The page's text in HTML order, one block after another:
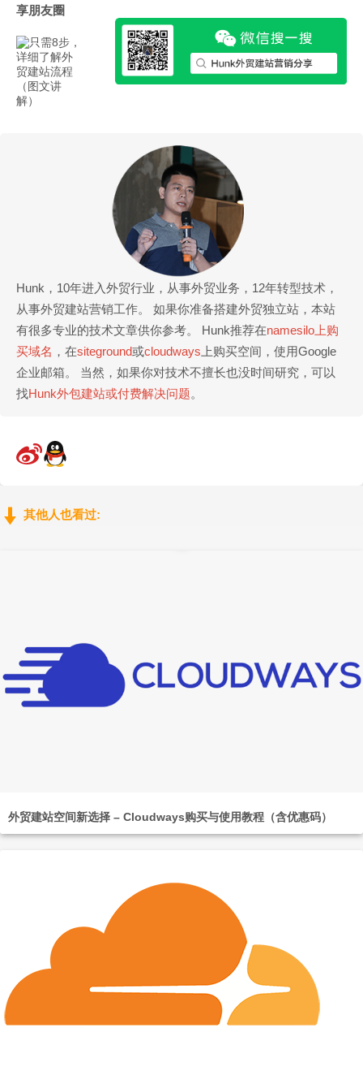
享朋友圈
Hunk，10年进入外贸行业，从事外贸业务，12年转型技术，
从事外贸建站营销工作。 如果你准备搭建外贸独立站，本站
有很多专业的技术文章供你参考。 Hunk推荐在namesilo上购
买域名 ，在siteground或cloudways 上购买空间，使用Google
企业邮箱。 当然，如果你对技术不擅长也没时间研究，可以
找Hunk外包建站或付费解决问题。
其他人也看过:
外贸建站空间新选择 – Cloudways购买与使用教程（含优惠码）